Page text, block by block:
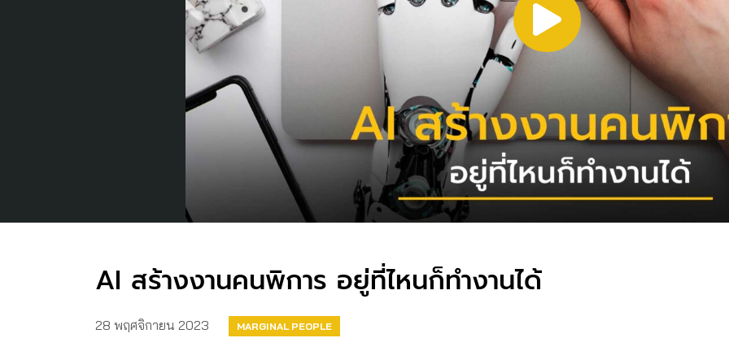
AI สร้างงานคนพิการ อยู่ที่ไหนก็ทำงานได้
28 พฤศจิกายน 2023 MARGINAL PEOPLE